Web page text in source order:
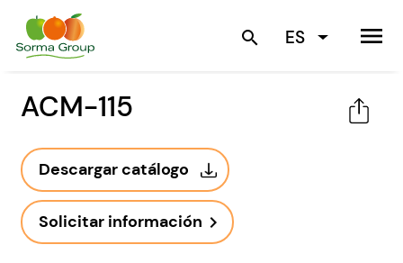
search ES menu
ACM-115
Descargar catálogo
Solicitar información navigate_next